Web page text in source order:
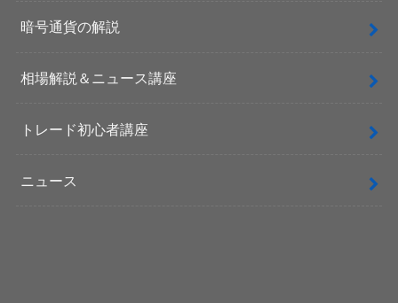
暗号通貨の解説
相場解説＆ニュース講座
トレード初心者講座
ニュース